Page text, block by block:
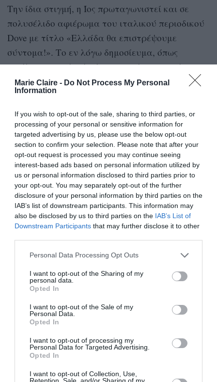
Marie Claire - Do Not Process My Personal
Information
If you wish to opt-out of the sale, sharing to third parties, or
processing of your personal or sensitive information for
targeted advertising by us, please use the below opt-out
section to confirm your selection. Please note that after your
opt-out request is processed you may continue seeing
interest-based ads based on personal information utilized by
us or personal information disclosed to third parties prior to
your opt-out. You may separately opt-out of the further
disclosure of your personal information by third parties on the
IAB’s list of downstream participants. This information may
also be disclosed by us to third parties on the IAB’s List of
Downstream Participants that may further disclose it to other
Personal Data Processing Opt Outs
I want to opt-out of the Sharing of my
personal data.
Opted In
I want to opt-out of the Sale of my
Personal Data.
Opted In
I want to opt-out of processing my
Personal Data for Targeted Advertising.
Opted In
I want to opt-out of Collection, Use,
Retention, Sale, and/or Sharing of my
Tην ίδια στιγμή, η Ίος πρωταγωνιστεί και σε
πολυσέλιδο αφιέρωμα του ιταλικού περιοδικού
Dove με τίτλο «Ελλάδα θα επιστρέψουμε
σύντομα!». Το εν λόγω δημοσίευμα, όπως
τονίζεται, προέκυψε έπειτα από στοχευμένο
δημοσιογραφικό ταξίδι που διοργανώθηκε
πέρυσι με την προσωπική φροντίδα της
προϊσταμένης του Γραφείου ΕΟΤ Ιταλίας, Κικής
Μπουλασίδου και τη στήριξη του Δήμου Ιητών.
Στο πλαίσιο της αναθέρμανσης των επαφών με
διεθνή ΜΜΕ, το Nautical Channel αποδέχτηκε την
πρόταση της δημοτικής Αρχής του νησιού να
μεταδώσει ξανά το ημίωρο επεισόδιο για την Ίo,
το οποίο είχε γυριστεί προ διετίας. Με αφετηρία
που συνέπεσε συμβολικά με το πρώτο επίσημο
Ιουνίου και για μεγάλο χρονικό διάστημα
«πλημμυρίζοντας», με εντυπωσιακές εικόνες της
Ίου, τους τηλεοπτικούς δέκτες του διεθνούς
τηλεοπτικού δικτύου, που αναμεταδίδεται σε
κανάλια και πλατφόρμες σε 70 χώρες με
20.000.000 τηλεθεατές.
Πηγή: protothema.gr